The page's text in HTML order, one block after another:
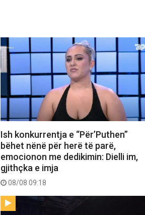
Ish konkurrentja e “Për’Puthen”
bëhet nënë për herë të parë,
emocionon me dedikimin: Dielli im,
gjithçka e imja
08/08 09:18